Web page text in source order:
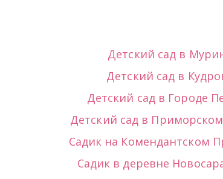
Детский сад в
Детский сад в
Детский сад в Городе
Детский сад в
Садик на Комендантском
Садик в деревне